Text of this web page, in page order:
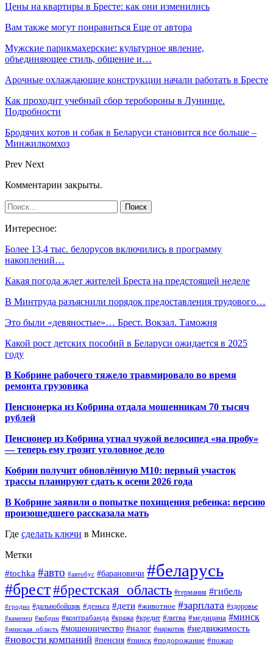
Цены на квартиры в Бресте: как они изменились
Вам также могут понравиться Еще от автора
Мужские парикмахерские: культурное явление,
объединяющее стиль, общение и…
Арочные охлаждающие конструкции начали работать в Бресте
Как проходит учебный сбор теробороны в Лунинце.
Подробности
Бродячих котов и собак в Беларуси становится все больше –
Минжилкомхоз
Prev Next
Комментарии закрыты.
Интересное:
Более 13,4 тыс. белорусов включились в программу
накоплений…
Какая погода ждет жителей Бреста на предстоящей неделе
В Минтруда разъяснили порядок предоставления трудового…
Это были «девяностые»… Брест. Вокзал. Таможня
Какой рост детских пособий в Беларуси ожидается в 2025
году
В Кобрине рабочего тяжело травмировало во время
ремонта грузовика
Пенсионерка из Кобрина отдала мошенникам 70 тысяч
рублей
Пенсионер из Кобрина угнал чужой велосипед «на пробу»
— теперь ему грозит уголовное дело
Кобрин получит обновлённую М10: первый участок
трассы планируют сдать к осени 2026 года
В Кобрине заявили о попытке похищения ребенка: версию
произошедшего рассказала мать
Где сделать ключи в Минске.
Метки
#tochka #авто #автобус #барановичи #беларусь
#брест#брестская_область #германия #гибель
#гродно #дальнобойщик #деньга #дети #животное #зарплата #здоровье
#каменец #кобрин #контрабанда #кража #кредит #литва #медицина #минск
#минская_область #мошенничество #налог #наркотик #недвижимость
#новости компаний #пенсия #пинск #подорожание #пожар